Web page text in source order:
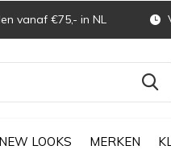
NEW LOOKS MERKEN
vanaf €75,- in NL